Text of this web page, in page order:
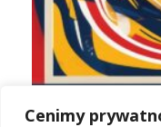
Cenimy
Składy Hellas